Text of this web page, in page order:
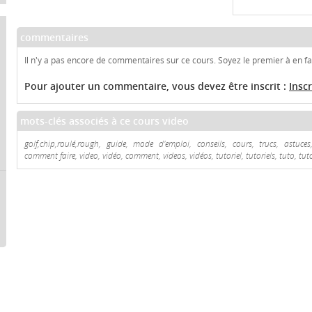
commentaires
Il n'y a pas encore de commentaires sur ce cours. Soyez le premier à en
Pour ajouter un commentaire, vous devez être inscrit :
mots-clés associés à ce cours video
golf,chip,roulé,rough, guide, mode d'emploi, conseils, cours, trucs,
comment faire, video, vidéo, comment, videos, vidéos, tutoriel, tutoriels, tuto,